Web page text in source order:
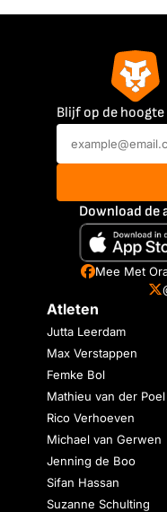
Blijf op de
Download de
Mee Met
Atleten
Jutta Leerdam
Max Verstappen
Femke Bol
Mathieu van der Poel
Rico Verhoeven
Michael van Gerwen
Jenning de Boo
Sifan Hassan
Suzanne Schulting